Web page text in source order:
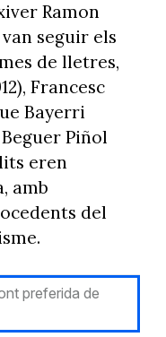
Ramon
seguir els
de lletres,
Francesc
Bayerri
Piñol
eren
amb
del
preferida de